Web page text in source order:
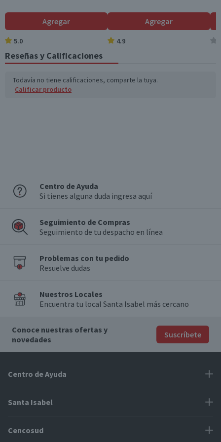
Agregar
5.0
Agregar
4.9
Reseñas y Calificaciones
Todavía no tiene calificaciones, comparte la tuya.
Calificar producto
Centro de Ayuda
Si tienes alguna duda ingresa aquí
Seguimiento de Compras
Seguimiento de tu despacho en línea
Problemas con tu pedido
Resuelve dudas
Nuestros Locales
Encuentra tu local Santa Isabel más cercano
Conoce nuestras ofertas y
novedades
Suscríbete
Centro de Ayuda
Problemas con tu pedido
Cómo modificar mis datos
Santa Isabel
Proveedores
Cencosud